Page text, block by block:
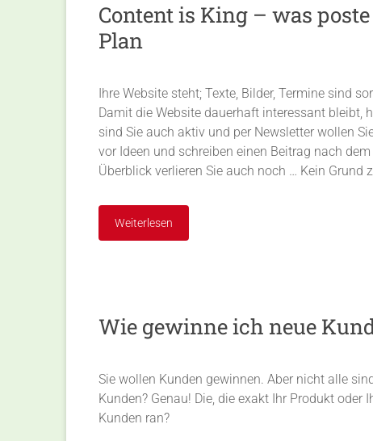
Content is King – was
Plan
Ihre Website steht; Texte, Bilder, Termine sind
Damit die Website dauerhaft interessant bleibt,
sind Sie auch aktiv und per Newsletter wollen
vor Ideen und schreiben einen Beitrag nach
Überblick verlieren Sie auch noch … Kein Grund
Weiterlesen
Wie gewinne ich neue
Sie wollen Kunden gewinnen. Aber nicht alle
Kunden? Genau! Die, die exakt Ihr Produkt
Kunden ran?